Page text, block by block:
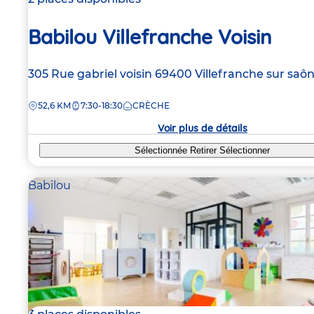
Babilou Villefranche Voisin
Adresse
la
305 Rue gabriel voisin 69400 Villefranche sur
DISTANCE
52,6 KM 7:30-18:30 CRÈCHE
Voir plus de détails
Sélectionnée RetirerSélectionner
Babilou